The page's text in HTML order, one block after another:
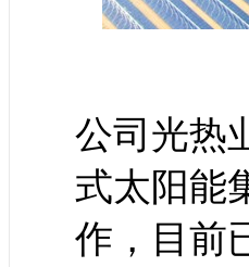
公司光热
式太阳能
作，目前